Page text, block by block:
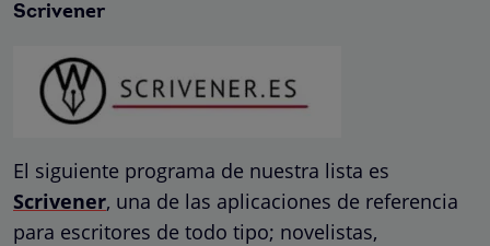
Scrivener
El siguiente programa de nuestra lista es
Scrivener, una de las aplicaciones de referencia
para escritores de todo tipo; novelistas,